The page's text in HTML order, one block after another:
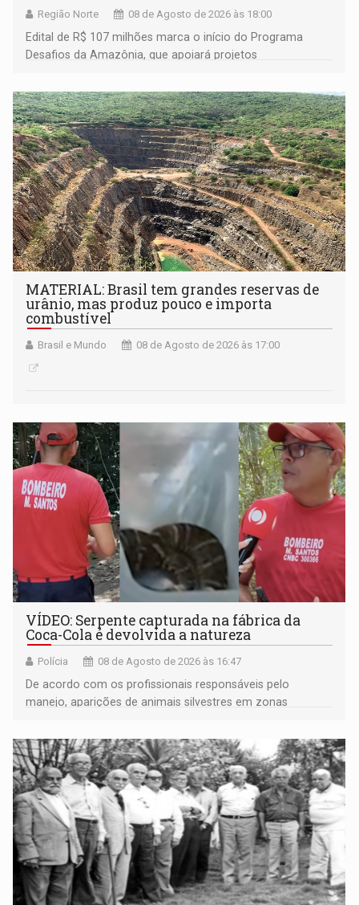
Região Norte 08 de Agosto de 2026 às 18:00
Edital de R$ 107 milhões marca o início do Programa
Desafios da Amazônia, que apoiará projetos
submissão de pré-propostas poderá ser feita até 1º de
setembro
MATERIAL: Brasil tem grandes reservas de
urânio, mas produz pouco e importa
combustível
Brasil e Mundo 08 de Agosto de 2026 às 17:00
VÍDEO: Serpente capturada na fábrica da
Coca-Cola é devolvida a natureza
Polícia 08 de Agosto de 2026 às 16:47
De acordo com os profissionais responsáveis pelo
manejo, aparições de animais silvestres em zonas